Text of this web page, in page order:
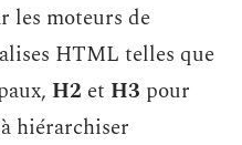
les moteurs de
HTML telles que
H2 et H3 pour
hiérarchiser